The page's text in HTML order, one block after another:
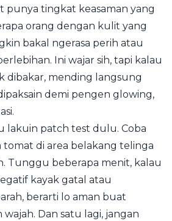
punya tingkat keasaman yang
orang dengan kulit yang
bakal ngerasa perih atau
Ini wajar sih, tapi kalau
dibakar, mending langsung
demi pengen glowing,
lakuin patch test dulu. Coba
tomat di area belakang telinga
Tunggu beberapa menit, kalau
kayak gatal atau
berarti lo aman buat
Dan satu lagi, jangan